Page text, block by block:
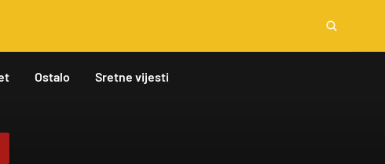
Ostalo Sretne vijesti